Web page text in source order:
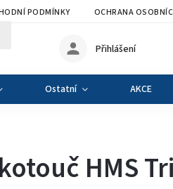
PODMÍNKY OCHRANA
Přihlášení
Ostatní AKCE
HMS